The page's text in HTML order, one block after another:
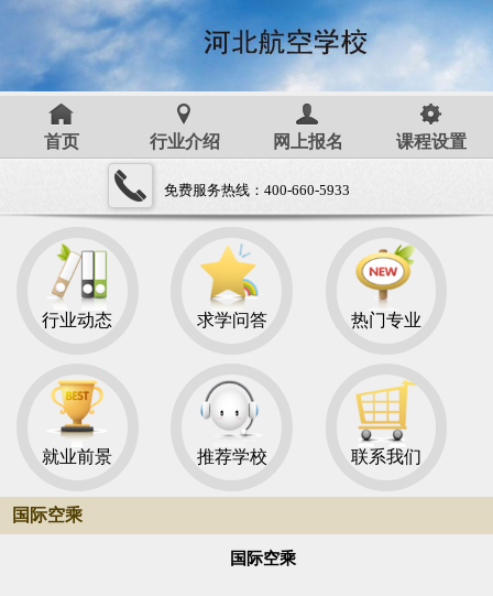
首页 行业介绍 网上报名 课程设置
免费服务热线：400-660-5933
行业动态 求学问答 热门专业
就业前景 推荐学校 联系我们
国际空乘
国际空乘